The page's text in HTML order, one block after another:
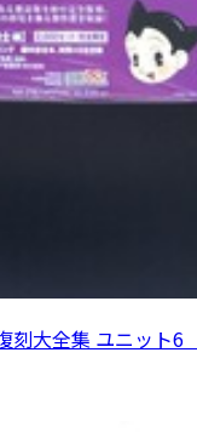
刻大全集 ユニット6